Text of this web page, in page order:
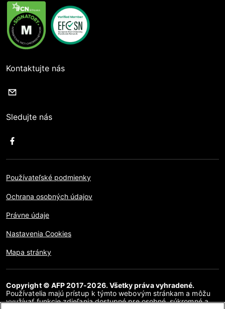
Kontaktujte nás
Sledujte nás
Používateľské podmienky
Ochrana osobných údajov
Právne údaje
Nastavenia Cookies
Mapa stránky
Copyright © AFP 2017-2026. Všetky práva vyhradené.
Používatelia majú prístup k týmto webovým stránkam a môžu
využívať funkcie zdieľania dostupné pre osobné, súkromné a